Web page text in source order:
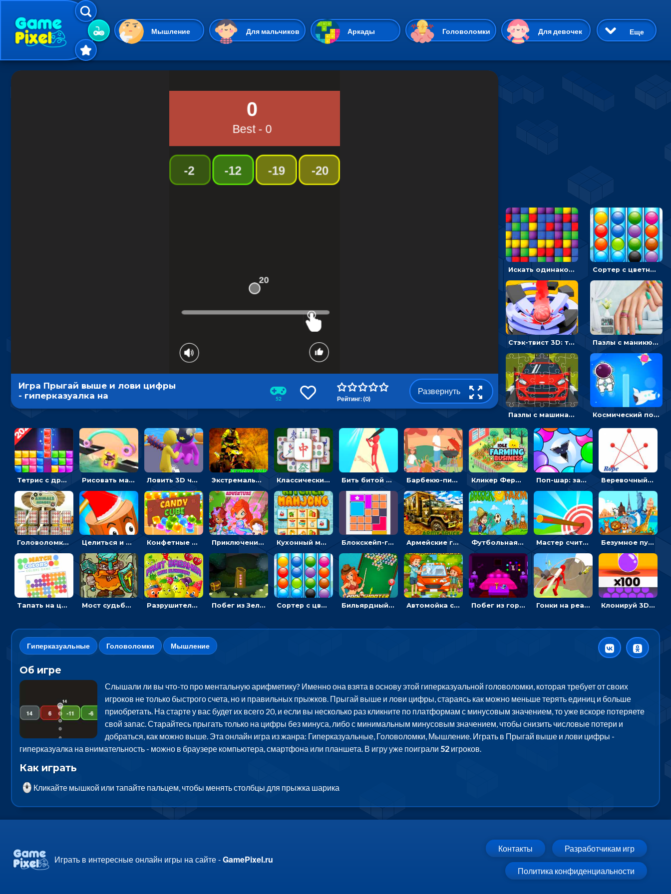
Мышление Для мальчиков Аркады Головоломки Для девочек
Гиперказуальные Казуальные Веселые 3D Приключения
Пасьянс
Еще
Искать одинаковые блоки и убирать их - головоломка на внимание Сортер с цветными шариками: размещать в колбах по цвету
Стэк-твист 3D: тапай по шарику, чтобы разбивать платформы Пазлы с маникюром: собери идеальный рисунок для ногтей
Пазлы с машинами Форд: собирать картинки и открывать новые Космический побег: двигать космонавта, чтобы попасть к кораблю
Игра Прыгай выше и лови цифры
- гиперказуалка на
внимательность
52 Рейтинг: (0)
Развернуть
Тетрис с драгоценными камнями: расставляй блоки, чтобы получить линию - головоломка Рисовать машину и выигрывать гонку - для мальчиков Ловить 3D человечком своего цвета и собирать драгоценности - гиперказуалка Экстремальные пазлы с квадроциклами: собирать крутые тачки Классический маджонг на время: находить пары одинаковых плиток, чтобы расчищать поле Бить битой по шарику, чтобы сбивать кубики с буквами на пути к финишу - 3D Барбекю-пикник: искать скрытые предметы на картинках - головоломка Кликер Фермерский бизнес: расти овощи, чтобы богатеть Поп-шар: запускать колючку, чтобы лопать воздушные шарики Веревочный мастер: двигай узелки и развязывай их
Головоломка с животными: переворачивать карточки, чтобы находить пару Целиться и метать топор в 3D мишени Конфетные кубики: двигать сладости в сторону, чтобы стрелять по целям Приключения Клуба Винкс: менять дорожки, чтобы собирать кристаллы Кухонный маджонг: соединять пары посуды и расчищать поле Блокскейп-головоломка: двигать блоки, чтобы достать элемент со звездой Армейские грузовики в пазлах: собери военную машину Футбольная ферма: бей по мячу, чтобы забивать в ворота и ловить звезды Мастер считать стрелы: увеличивать запас, чтобы поразить больше целей Безумное путешествие друзей по миру: собирать пазлы из фото с животными
Тапать на цветные точки, чтобы взрывать одинаковые - три в ряд Мост судьбы: прыгать по платформам и бить молотом орков Разрушитель фруктов: стрелять ягодами по ананасам Побег из Зеленого парка: решай ребусы, чтобы выбраться на свободу Сортер с цветными шариками: размещать в колбах по цвету Бильярдный пул: стрелять шариками, чтобы взрывать одинаковые Автомойка со скрытыми звездами: ищи на время Побег из горной деревни: решай головоломки, чтобы открыть ворота Гонки на реактивном ранце: избегать преград, чтобы лететь к финишу Клонируй 3D шарики и сливай их в воронку
Гиперказуальные Головоломки Мышление
Об игре
Слышали ли вы что-то про ментальную арифметику? Именно она взята в основу этой гиперказуальной головоломки, которая требует от своих
игроков не только быстрого счета, но и правильных прыжков. Прыгай выше и лови цифры, стараясь как можно меньше терять единиц и больше
приобретать. На старте у вас будет их всего 20, и если вы несколько раз кликните по платформам с минусовым значением, то уже вскоре потеряете
свой запас. Старайтесь прыгать только на цифры без минуса, либо с минимальным минусовым значением, чтобы снизить числовые потери и
добраться, как можно выше. Эта онлайн игра из жанра: Гиперказуальные, Головоломки, Мышление. Играть в Прыгай выше и лови цифры -
гиперказуалка на внимательность - можно в браузере компьютера, смартфона или планшета. В игру уже поиграли 52игроков.
Как играть
Кликайте мышкой или тапайте пальцем, чтобы менять столбцы для прыжка шарика
Играть в интересные онлайн игры на сайте -GamePixel.ru
Контакты Разработчикам игр
Политика конфиденциальности